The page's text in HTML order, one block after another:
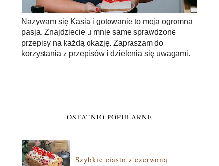
Nazywam się Kasia i gotowanie to moja ogromna
pasja. Znajdziecie u mnie same sprawdzone
przepisy na każdą okazję. Zapraszam do
korzystania z przepisów i dzielenia się uwagami.
OSTATNIO POPULARNE
Szybkie ciasto z czerwoną